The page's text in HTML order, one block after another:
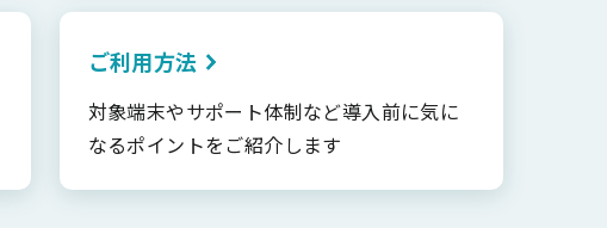
ご利用方法
対象端末やサポート体制など導入前に気に
なるポイントをご紹介します